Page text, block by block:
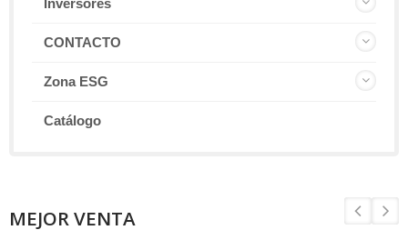
Inversores
CONTACTO
Zona ESG
Catálogo
MEJOR VENTA